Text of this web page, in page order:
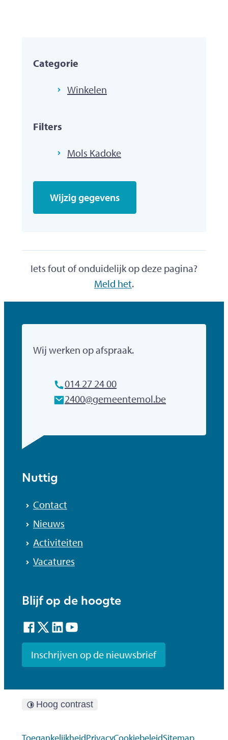
Categorie
Winkelen
Filters
Mols Kadoke
Wijzig gegevens
Iets fout of onduidelijk op deze pagina?
Meld het.
Gemeente Mol
Wij werken op afspraak.
014 27 24 00
E-mailadres
2400@gemeentemol.be
Nuttig
Contact
Nieuws
Activiteiten
Vacatures
Blijf op de hoogte
Facebook
TwitterLinkedInYouTube
Inschrijven op de nieuwsbrief
Hoog contrast